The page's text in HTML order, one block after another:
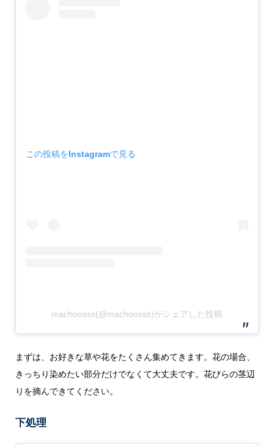
この投稿をInstagramで見る
machoosss(@machoosss)がシェアした投稿
まずは、お好きな草や花をたくさん集めてきます。花の場合、
きっちり染めたい部分だけでなくて大丈夫です。花びらの茎辺
りを摘んできてください。
下処理